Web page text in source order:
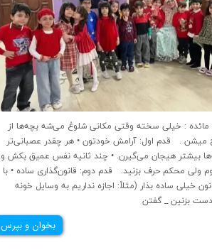
میشن . قدم اول: آرامش خودتون • هر چقدر عصبانی‌تر
بیشتر هیجان می‌گیرن. • چند ثانیه نفس عمیق بکش و
ولی محکم حرف بزنید. قدم دوم: قانون‌گذاری ساده • با
۳ قانون خیلی ساده بذار (مثلاً: اجازه نداریم به وسایل خونه
بخوان و بپرس